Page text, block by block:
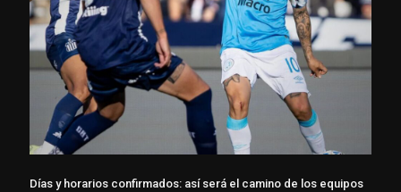
Días y horarios confirmados: así será el camino de los equipos